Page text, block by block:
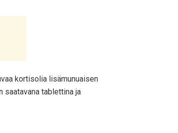
kortisolia lisämunuaisen
saatavana tablettina ja